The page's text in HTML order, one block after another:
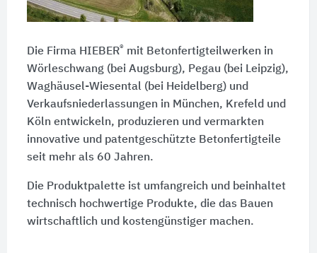
Die Firma HIEBER® mit Betonfertigteilwerken in
Wörleschwang (bei Augsburg), Pegau (bei Leipzig),
Waghäusel-Wiesental (bei Heidelberg) und
Verkaufsniederlassungen in München, Krefeld und
Köln entwickeln, produzieren und vermarkten
innovative und patentgeschützte Betonfertigteile
seit mehr als 60 Jahren.
Die Produktpalette ist umfangreich und beinhaltet
technisch hochwertige Produkte, die das Bauen
wirtschaftlich und kostengünstiger machen.